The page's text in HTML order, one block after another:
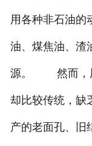
用各种非石油的
油、煤焦油、渣
源。 然而，用
却比较传统，缺
产的老面孔、旧